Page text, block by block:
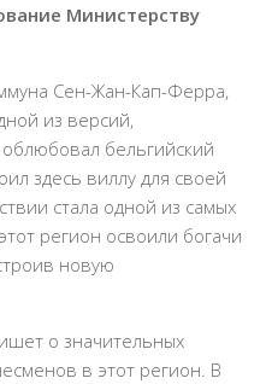
Министерству
Сен-Жан-Кап-Ферра,
из версий,
бельгийский
здесь виллу для своей
стала одной из самых
регион освоили богачи
новую
о значительных
в этот регион. В